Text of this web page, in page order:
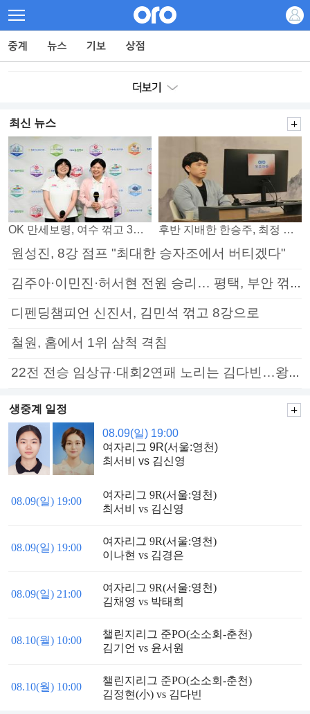
최신 뉴스
OK 만세보령, 여수 꺾고 3연패 탈출 후반 지배한 한승주, 최정 꺾고 8강 진출
원성진, 8강 점프 "최대한 승자조에서 버티겠다"
김주아·이민진·허서현 전원 승리… 평택, 부안 꺾고 5연승
디펜딩챔피언 신진서, 김민석 꺾고 8강으로
철원, 홈에서 1위 삼척 격침
22전 전승 임상규·대회2연패 노리는 김다빈…왕중왕전 16강 7일부터
생중계 일정
08.09(일) 19:00
여자리그 9R(서울:영천)
최서비 vs 김신영
08.09(일) 19:00
여자리그 9R(서울:영천)
최서비 vs 김신영
08.09(일) 19:00
여자리그 9R(서울:영천)
이나현 vs 김경은
08.09(일) 21:00
여자리그 9R(서울:영천)
김채영 vs 박태희
08.10(월) 10:00
챌린지리그 준PO(소소회-춘천)
김기언 vs 윤서원
08.10(월) 10:00
챌린지리그 준PO(소소회-춘천)
김정현(小) vs 김다빈